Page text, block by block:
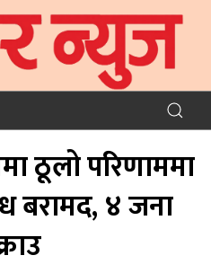
ठूलो परिणाममा
४ जना